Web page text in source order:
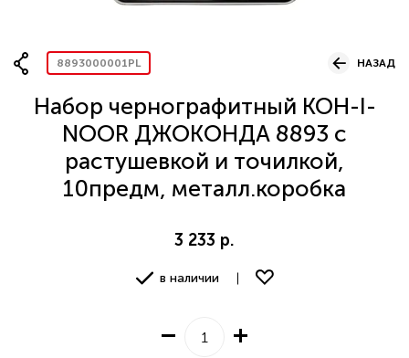
8893000001PL НАЗАД
Набор чернографитный KOH-I-
NOOR ДЖОКОНДА 8893 с
растушевкой и точилкой,
10предм, металл.коробка
3 233 р.
в наличии